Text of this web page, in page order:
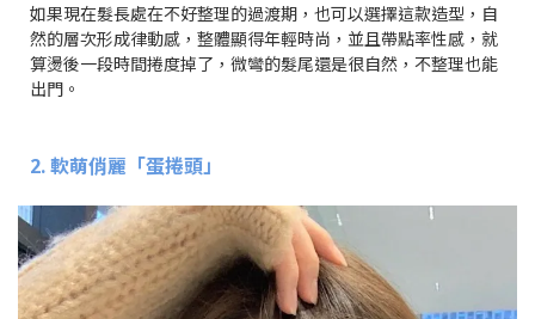
如果現在髮長處在不好整理的過渡期，也可以選擇這款造型，自
然的層次形成律動感，整體顯得年輕時尚，並且帶點率性感，就
算燙後一段時間捲度掉了，微彎的髮尾還是很自然，不整理也能
出門。
2. 軟萌俏麗「蛋捲頭」